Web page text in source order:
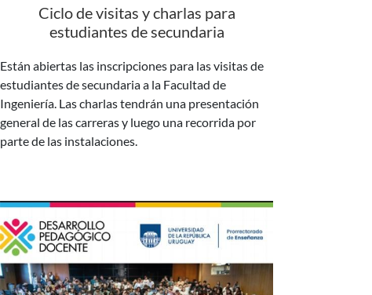
Están abiertas las inscripciones para las visitas de
estudiantes de secundaria a la Facultad de
Ingeniería. Las charlas tendrán una presentación
general de las carreras y luego una recorrida por
parte de las instalaciones.